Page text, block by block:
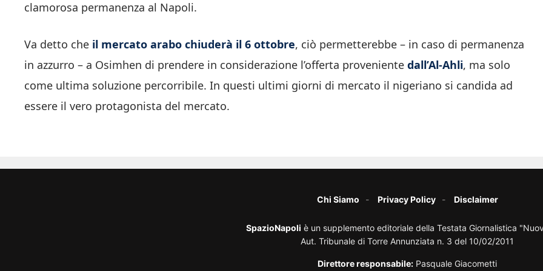
clamorosa permanenza al Napoli.
Va detto che il mercato arabo chiuderà il 6 ottobre, ciò permetterebbe – in caso di permanenza
in azzurro – a Osimhen di prendere in considerazione l’offerta proveniente dall’Al-Ahli, ma solo
come ultima soluzione percorribile. In questi ultimi giorni di mercato il nigeriano si candida ad
essere il vero protagonista del mercato.
Chi Siamo Privacy Policy Disclaimer
SpazioNapoli è un supplemento editoriale della Testata Giornalistica
Aut. Tribunale di Torre Annunziata n. 3 del 10/02/2011
Direttore responsabile: Pasquale Giacometti